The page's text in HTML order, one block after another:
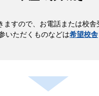
すので、お電話または校舎
いただくものなどは希望校舎